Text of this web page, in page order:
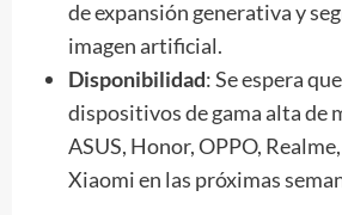
de expansión generativa y
imagen artificial.
Disponibilidad: Se espera
dispositivos de gama alta de
ASUS, Honor, OPPO,
Xiaomi en las próximas